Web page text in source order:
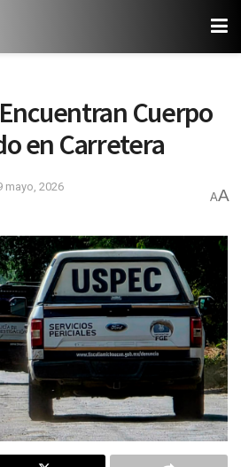
Cuerpo
en Carretera
mayo, 2026
AA